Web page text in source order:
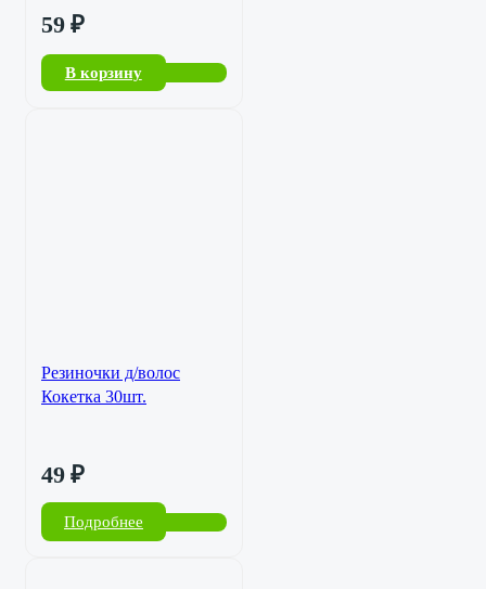
59 ₽
В корзину
Резиночки д/волос
Кокетка 30шт.
49 ₽
Подробнее